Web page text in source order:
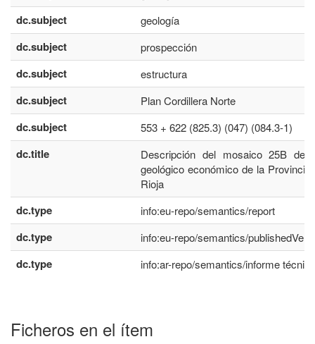
dc.subject geología
dc.subject prospección
dc.subject estructura
dc.subject Plan Cordillera Norte
dc.subject 553 + 622 (825.3) (047) (084.3-1)
dc.title
Descripción del mosaico 25B del
geológico económico de la Provincia
Rioja
dc.type info:eu-repo/semantics/report
dc.type info:eu-repo/semantics/
dc.type info:ar-repo/semantics/informe técnico
Ficheros en el ítem